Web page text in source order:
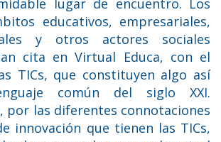
lugar de encuentro. Los
educativos, empresariales,
y otros actores sociales
cita en Virtual Educa, con el
TICs, que constituyen algo así
común del siglo XXI.
por las diferentes connotaciones
innovación que tienen las TICs,